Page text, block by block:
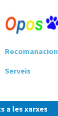
Serveis
següent
a les xarxes